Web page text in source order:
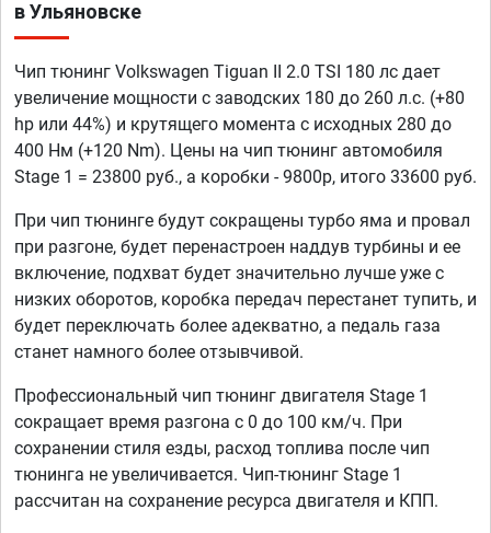
в Ульяновске
Чип тюнинг Volkswagen Tiguan II 2.0 TSI 180 лс дает
увеличение мощности с заводских 180 до 260 л.с. (+80
hp или 44%) и крутящего момента с исходных 280 до
400 Нм (+120 Nm). Цены на чип тюнинг автомобиля
Stage 1 = 23800 руб., а коробки - 9800р, итого 33600 руб.
При чип тюнинге будут сокращены турбо яма и провал
при разгоне, будет перенастроен наддув турбины и ее
включение, подхват будет значительно лучше уже с
низких оборотов, коробка передач перестанет тупить, и
будет переключать более адекватно, а педаль газа
станет намного более отзывчивой.
Профессиональный чип тюнинг двигателя Stage 1
сокращает время разгона с 0 до 100 км/ч. При
сохранении стиля езды, расход топлива после чип
тюнинга не увеличивается. Чип-тюнинг Stage 1
рассчитан на сохранение ресурса двигателя и КПП.